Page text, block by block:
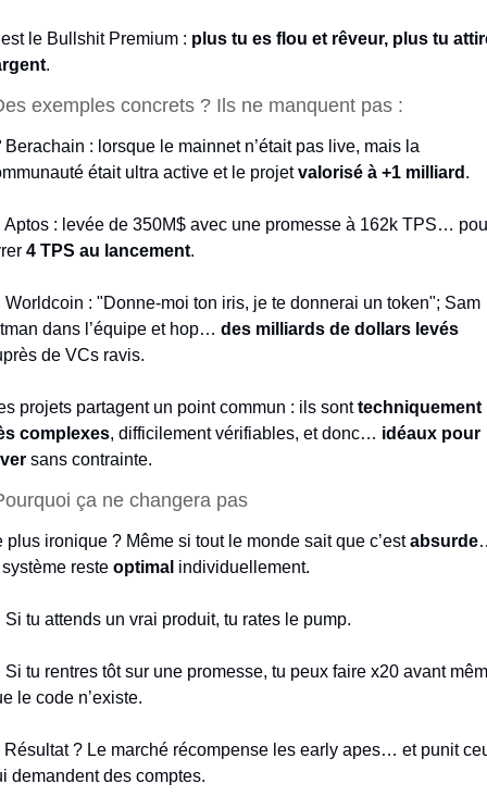
le Bullshit Premium : plus tu es flou et rêveur, plus tu
.
exemples concrets ? Ils ne manquent pas :
Berachain : lorsque le mainnet n’était pas live, mais la
était ultra active et le projet valorisé à +1 milliard .
Aptos : levée de 350M$ avec une promesse à 162k TPS…
4 TPS au lancement.
Worldcoin : "Donne-moi ton iris, je te donnerai un token"; Sam
dans l’équipe et hop… des milliards de dollars levés
de VCs ravis.
projets partagent un point commun : ils sont techniquement
complexes, difficilement vérifiables, et donc… idéaux pour
sans contrainte.
ça ne changera pas
plus ironique ? Même si tout le monde sait que c’est absurde
reste optimal individuellement.
Si tu attends un vrai produit, tu rates le pump.
Si tu rentres tôt sur une promesse, tu peux faire x20 avant
le code n’existe.
? Le marché récompense les early apes… et punit
demandent des comptes.